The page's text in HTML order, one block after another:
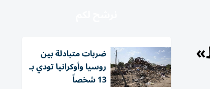
ضربات متبادلة بين
روسيا وأوكرانيا تودي بـ
13 شخصاً